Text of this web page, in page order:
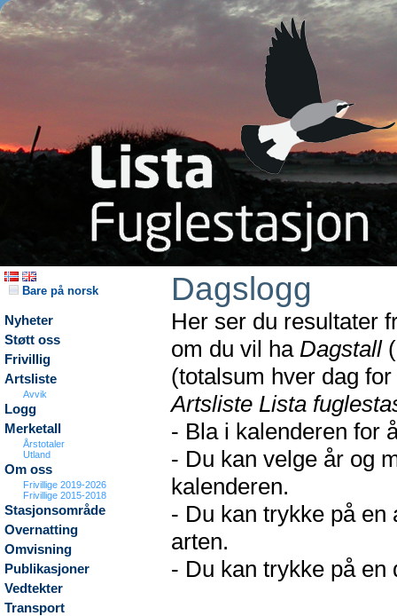
Bare på norsk
Nyheter
Støtt oss
Frivillig
Artsliste
Avvik
Logg
Merketall
Årstotaler
Utland
Om oss
Frivillige 2019-2026
Frivillige 2015-2018
Stasjonsområde
Overnatting
Omvisning
Publikasjoner
Vedtekter
Transport
Dagslogg
Her ser du resultater
om du vil ha Dagstall
(totalsum hver dag
Artsliste Lista
- Bla i kalenderen for
- Du kan velge år og
kalenderen.
- Du kan trykke på en
arten.
- Du kan trykke på en